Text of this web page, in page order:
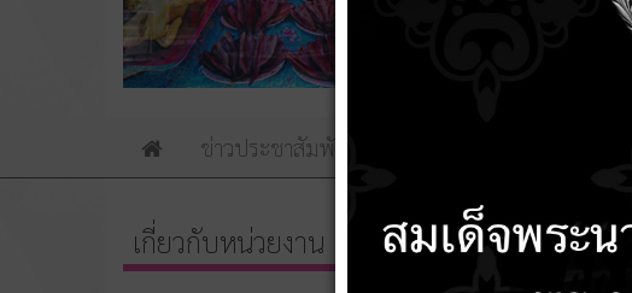
ข่าวประชาสัมพันธ์
รายงานการป
เกี่ยวกับหน่วยงาน